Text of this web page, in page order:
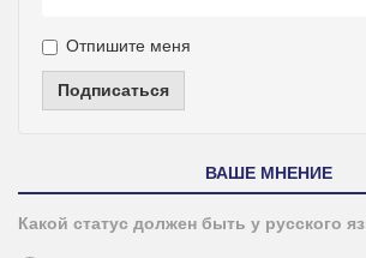
Отпишите меня
Подписаться
ВАШЕ МНЕНИЕ
Какой статус должен быть у русского